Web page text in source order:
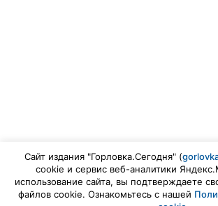
Сайт издания "Горловка.Сегодня" (
cookie и сервис веб-аналитики
использование сайта, вы подтверждаете
файлов cookie. Ознакомьтесь с нашей